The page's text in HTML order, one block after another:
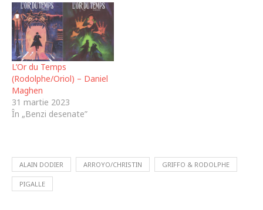
L’Or du Temps
(Rodolphe/Oriol) – Daniel
Maghen
31 martie 2023
În „Benzi desenate”
ALAIN DODIER ARROYO/CHRISTIN GRIFFO & RODOLPHE
PIGALLE